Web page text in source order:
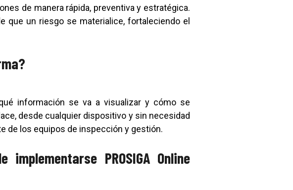
de manera rápida, preventiva y estratégica.
que un riesgo se materialice, fortaleciendo el
información se va a visualizar y cómo se
desde cualquier dispositivo y sin necesidad
de los equipos de inspección y gestión.
PROSIGA Online